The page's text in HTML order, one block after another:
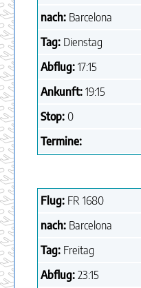
nach: Barcelona
Tag: Dienstag
Abflug: 17:15
Ankunft: 19:15
Stop: 0
Termine:
Flug: FR 1680
nach: Barcelona
Tag: Freitag
Abflug: 23:15